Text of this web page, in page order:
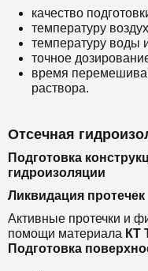
качество
температуру
температуру воды
точное
время
раствора.
Отсечная
Подготовка
гидроизоляции
Ликвидация протечек
Активные протечки и
помощи материала КТ
Подготовка